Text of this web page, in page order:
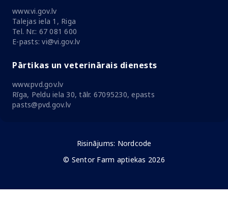
www.vi.gov.lv
Talejas iela 1, Riga
Tel. Nr.: 67 081 600
E-pasts: vi@vi.gov.lv
Pārtikas un veterinārais dienests
www.pvd.gov.lv
Rīga, Peldu iela 30, tālr. 67095230, epasts
pasts@pvd.gov.lv
Risinājums: Nordcode
© Sentor Farm aptiekas 2026